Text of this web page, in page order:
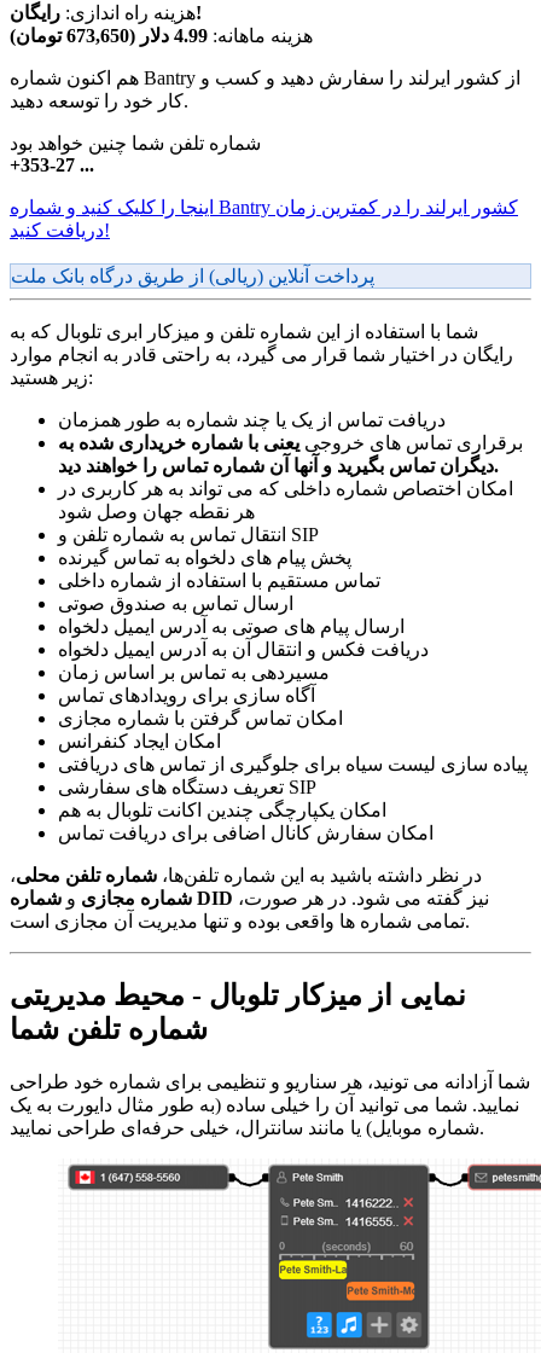
هزینه راه اندازی:رایگان!
هزینه ماهانه: 4.99 دلار (673,650 تومان)
هم اکنون شماره Bantry از کشور ایرلند را سفارش دهید و کسب و
کار خود را توسعه دهید.
شماره تلفن شما چنین خواهد بود
+353-27 ...
اینجا را کلیک کنید و شماره Bantry کشور ایرلند را در کمترین زمان
دریافت کنید!
پرداخت آنلاین (ریالی) از طریق درگاه بانک ملت
شما با استفاده از این شماره تلفن و میزکار ابری تلوبال که به
رایگان در اختیار شما قرار می گیرد، به راحتی قادر به انجام موارد
زیر هستید:
دریافت تماس از یک یا چند شماره به طور همزمان
برقراری تماس های خروجی یعنی با شماره خریداری شده به
دیگران تماس بگیرید و آنها آن شماره تماس را خواهند دید.
امکان اختصاص شماره داخلی که می تواند به هر کاربری در
هر نقطه جهان وصل شود
انتقال تماس به شماره تلفن و SIP
پخش پیام های دلخواه به تماس گیرنده
تماس مستقیم با استفاده از شماره داخلی
ارسال تماس به صندوق صوتی
ارسال پیام های صوتی به آدرس ایمیل دلخواه
دریافت فکس و انتقال آن به آدرس ایمیل دلخواه
مسیردهی به تماس بر اساس زمان
آگاه سازی برای رویدادهای تماس
امکان تماس گرفتن با شماره مجازی
امکان ایجاد کنفرانس
پیاده سازی لیست سیاه برای جلوگیری از تماس های دریافتی
تعریف دستگاه های سفارشی SIP
امکان یکپارچگی چندین اکانت تلوبال به هم
امکان سفارش کانال اضافی برای دریافت تماس
در نظر داشته باشید به این شماره تلفن‌ها، شماره تلفن محلی،
شماره مجازی و شماره DID
تمامی شماره ها واقعی بوده و تنها مدیریت آن مجازی است.
نمایی از میزکار تلوبال - محیط مدیریتی
شماره تلفن شما
شما آزادانه می تونید، هر سناریو و تنظیمی برای شماره خود طراحی
نمایید. شما می توانید آن را خیلی ساده (به طور مثال دایورت به یک
شماره موبایل) یا مانند سانترال، خیلی حرفه‌ای طراحی نمایید.